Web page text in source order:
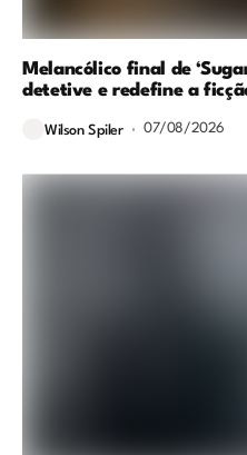
Melancólico final de
detetive e redefine a
Wilson Spiler 07/08/2026